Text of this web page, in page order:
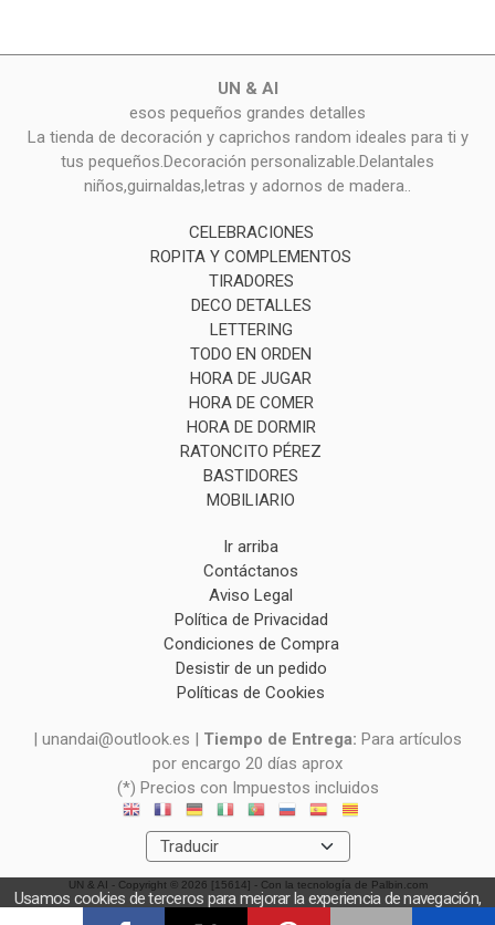
UN & AI
esos pequeños grandes detalles
La tienda de decoración y caprichos random ideales para ti y
tus pequeños.Decoración personalizable.Delantales
niños,guirnaldas,letras y adornos de madera..
CELEBRACIONES
ROPITA Y COMPLEMENTOS
TIRADORES
DECO DETALLES
LETTERING
TODO EN ORDEN
HORA DE JUGAR
HORA DE COMER
HORA DE DORMIR
RATONCITO PÉREZ
BASTIDORES
MOBILIARIO
Ir arriba
Contáctanos
Aviso Legal
Política de Privacidad
Condiciones de Compra
Desistir de un pedido
Políticas de Cookies
| unandai@outlook.es | Tiempo de Entrega: Para artículos
por encargo 20 días aprox
(*) Precios con Impuestos incluidos
UN & AI - Copyright © 2026 [15614] - Con la tecnología de Palbin.com
Usamos cookies de terceros para mejorar la experiencia de navegación,
y obtener estadísticas anónimas. Si continúa navegando consideramos